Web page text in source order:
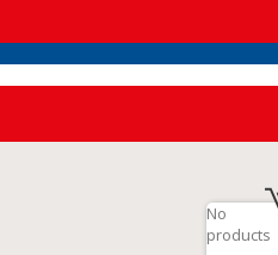
No
products